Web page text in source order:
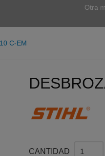
Otra
C-EM
CANTIDAD